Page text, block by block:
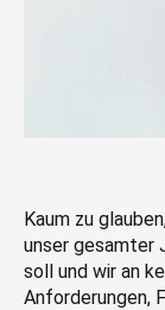
Kaum zu
unser gesamter
soll und wir an
Anforderungen,